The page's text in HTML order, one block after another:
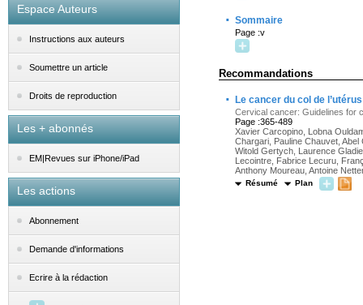
Espace Auteurs
Instructions aux auteurs
Soumettre un article
Droits de reproduction
Les + abonnés
EM|Revues sur iPhone/iPad
Les actions
Abonnement
Demande d'informations
Ecrire à la rédaction
· Sommaire
Page :v
Recommandations
· Le cancer du col de
Cervical cancer: Guidelines for
Page :365-489
Xavier Carcopino, Lobna
Chargari, Pauline Chauvet,
Witold Gertych, Laurence
Lecointre, Fabrice Lecuru,
Anthony Moureau, Antoine
Résumé Plan